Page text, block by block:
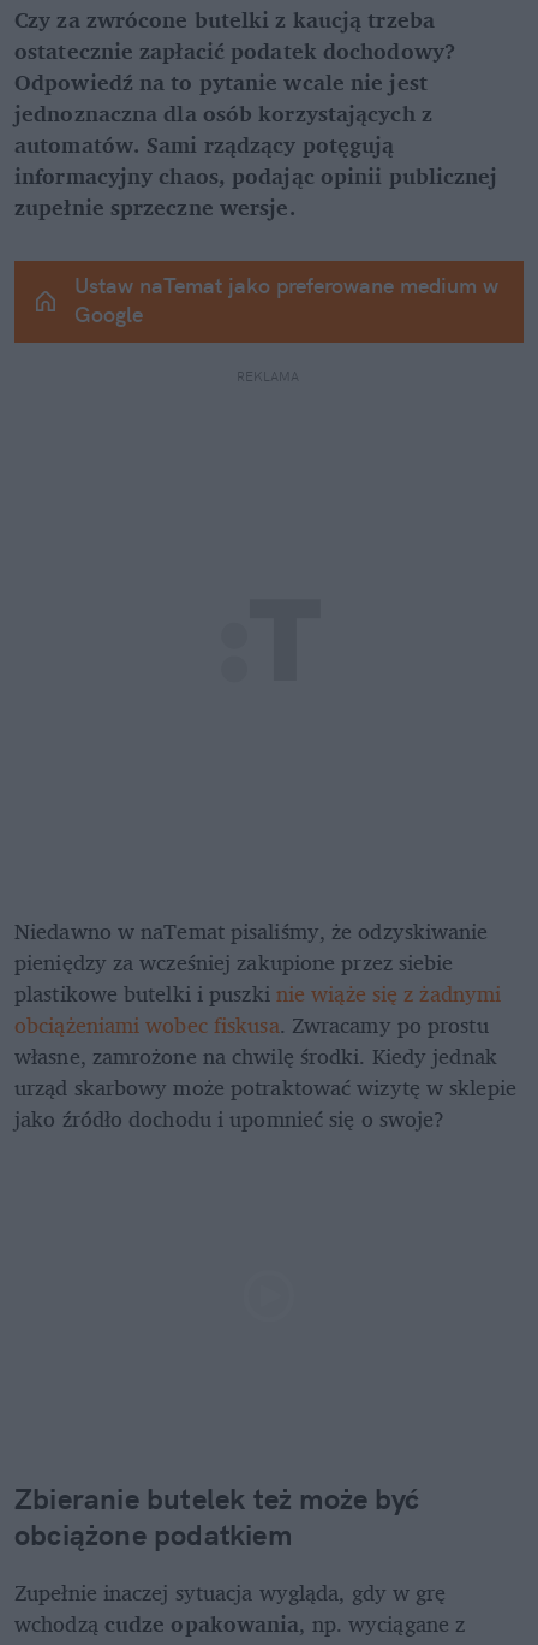
Czy za zwrócone butelki z kaucją trzeba
ostatecznie zapłacić podatek dochodowy?
Odpowiedź na to pytanie wcale nie jest
jednoznaczna dla osób korzystających z
automatów. Sami rządzący potęgują
informacyjny chaos, podając opinii publicznej
zupełnie sprzeczne wersje.
Ustaw naTemat jako preferowane medium w
Google
REKLAMA
Niedawno w naTemat pisaliśmy, że odzyskiwanie
pieniędzy za wcześniej zakupione przez siebie
plastikowe butelki i puszki nie wiąże się z żadnymi
obciążeniami wobec fiskusa. Zwracamy po prostu
własne, zamrożone na chwilę środki. Kiedy jednak
urząd skarbowy może potraktować wizytę w sklepie
jako źródło dochodu i upomnieć się o swoje?
Zbieranie butelek też może być
obciążone podatkiem
Zupełnie inaczej sytuacja wygląda, gdy w grę
wchodzą cudze opakowania, np. wyciągane z